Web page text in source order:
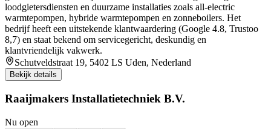
loodgietersdiensten en duurzame installaties zoals all-electric
warmtepompen, hybride warmtepompen en zonneboilers. Het
bedrijf heeft een uitstekende klantwaardering (Google 4.8, Trustoo
8,7) en staat bekend om servicegericht, deskundig en
klantvriendelijk vakwerk.
Schutveldstraat 19, 5402 LS Uden, Nederland
Bekijk details
Raaijmakers Installatietechniek B.V.
Nu open